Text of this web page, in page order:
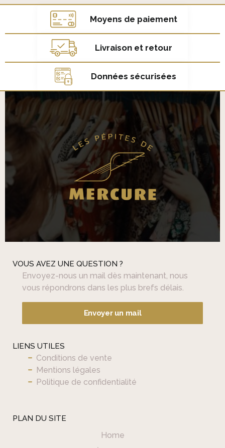
Moyens de paiement
Livraison et retour
Données sécurisées
VOUS AVEZ UNE QUESTION ?
Envoyez-nous un mail dès maintenant, nous
vous répondrons dans les plus brefs délais.
Envoyer un mail
LIENS UTILES
Conditions de vente
Mentions légales
Politique de confidentialité
PLAN DU SITE
Home